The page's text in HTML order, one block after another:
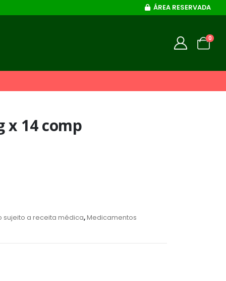
ÁREA RESERVADA
0
x 14 comp
sujeito a receita médica,Medicamentos